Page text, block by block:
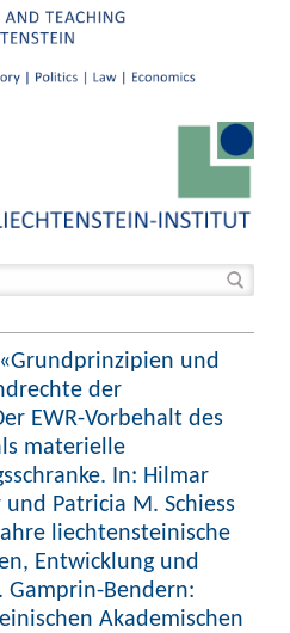
und
der
EWR-Vorbehalt des
materielle
In: Hilmar
Patricia M. Schiess
liechtensteinische
Entwicklung und
Gamprin-Bendern:
Akademischen